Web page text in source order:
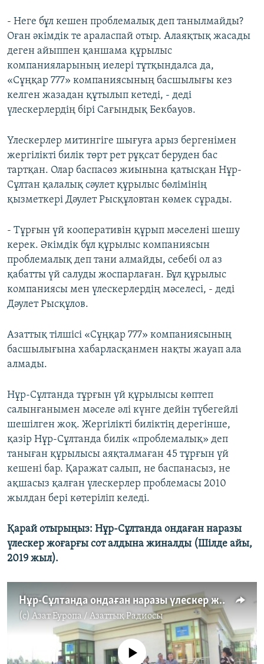
- Неге бұл кешен проблемалық деп танылмайды?
Оған әкімдік те араласпай отыр. Алаяқтық жасады
деген айыппен қаншама құрылыс
компанияларының иелері тұтқындалса да,
«Сұңқар 777» компаниясының басшылығы кез
келген жазадан құтылып кетеді, - деді
үлескерлердің бірі Сағындық Бекбауов.
Үлескерлер митингіге шығуға арыз бергенімен
жергілікті билік төрт рет рұқсат беруден бас
тартқан. Олар баспасөз жиынына қатысқан Нұр-
Сұлтан қалалық сәулет құрылыс бөлімінің
қызметкері Дәулет Рысқұловтан көмек сұрады.
- Тұрғын үй кооперативін құрып мәселені шешу
керек. Әкімдік бұл құрылыс компаниясын
проблемалық деп тани алмайды, себебі ол аз
қабатты үй салуды жоспарлаған. Бұл құрылыс
компаниясы мен үлескерлердің мәселесі, - деді
Дәулет Рысқұлов.
Азаттық тілшісі «Сұңқар 777» компаниясының
басшылығына хабарласқанмен нақты жауап ала
алмады.
Нұр-Сұлтанда тұрғын үй құрылысы көптеп
салынғанымен мәселе әлі күнге дейін түбегейлі
шешілген жоқ. Жергілікті биліктің дерегінше,
қазір Нұр-Сұлтанда билік «проблемалық» деп
таныған құрылысы аяқталмаған 45 тұрғын үй
кешені бар. Қаражат салып, не баспанасыз, не
ақшасыз қалған үлескерлер проблемасы 2010
жылдан бері көтеріліп келеді.
Қарай отырыңыз: Нұр-Сұлтанда ондаған наразы
үлескер жоғарғы сот алдына жиналды (Шілде айы,
2019 жыл).
Нұр-Сұлтанда ондаған наразы үлескер жоғарғы сот алдына жиналды
(c) Азат Еуропа / Азаттық Радиосы
No media source currently available